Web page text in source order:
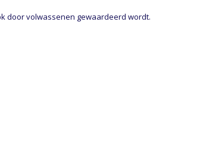
door volwassenen gewaardeerd wordt.